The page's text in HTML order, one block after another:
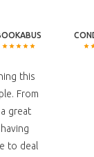
this
From
great
to deal